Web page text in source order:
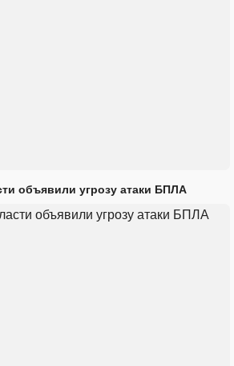
объявили угрозу атаки БПЛА